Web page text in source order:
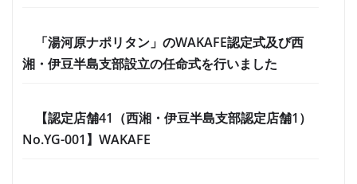
「湯河原ナポリタン」のWAKAFE認定式及び西
湘・伊豆半島支部設立の任命式を行いました
【認定店舗41（西湘・伊豆半島支部認定店舗1）
No.YG-001】WAKAFE